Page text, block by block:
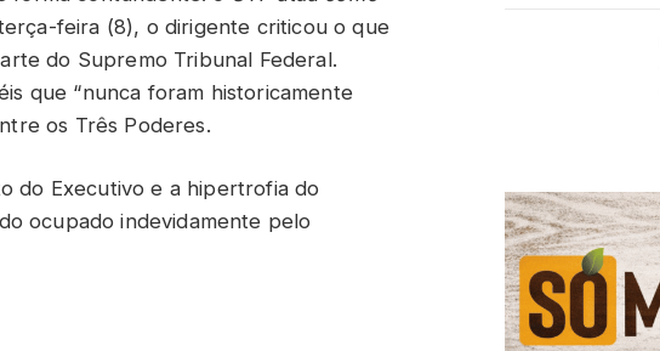
feira (8), o dirigente criticou o que
do Supremo Tribunal Federal.
que “nunca foram historicamente
os Três Poderes.
do Executivo e a hipertrofia do
ocupado indevidamente pelo